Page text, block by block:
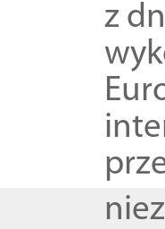
z